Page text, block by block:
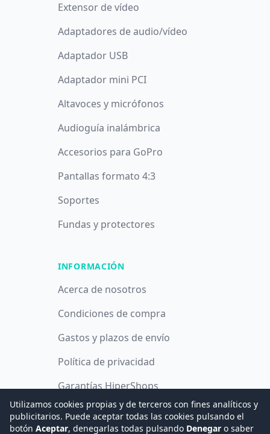
Extensor de vídeo
Adaptadores de audio/vídeo
Adaptador USB
Adaptador mini PCI
Altavoces y micrófonos
Audioguía inalámbrica
Accesorios para GoPro
Pantallas formato 4:3
Soportes
Fundas y protectores
INFORMACIÓN
Acerca de nosotros
Condiciones de compra
Gastos y plazos de envío
Política de privacidad
Garantías HiperShops
Política de cookies
Utilizamos cookies propias y de terceros con fines analíticos y
publicitarios. Puede aceptar todas las cookies pulsando el
botón Aceptar, denegarlas todas pulsando Denegar o saber